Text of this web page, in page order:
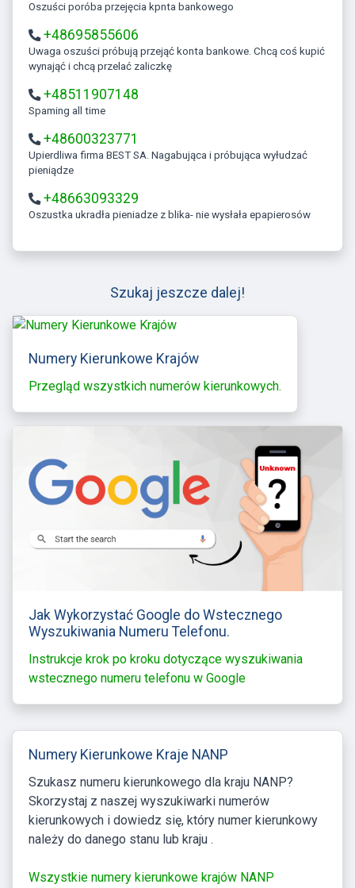
Oszuści poróba przejęcia kpnta bankowego
+48695855606
Uwaga oszuści próbują przejąć konta bankowe. Chcą coś kupić
wynająć i chcą przelać zaliczkę
+48511907148
Spaming all time
+48600323771
Upierdliwa firma BEST SA. Nagabująca i próbująca wyłudzać
pieniądze
+48663093329
Oszustka ukradła pieniadze z blika- nie wysłała epapierosów
Szukaj jeszcze dalej!
Numery Kierunkowe Krajów
Przegląd wszystkich numerów kierunkowych.
Jak Wykorzystać Google do Wstecznego
Wyszukiwania Numeru Telefonu.
Instrukcje krok po kroku dotyczące wyszukiwania
wstecznego numeru telefonu w Google
Numery Kierunkowe Kraje NANP
Szukasz numeru kierunkowego dla kraju NANP?
Skorzystaj z naszej wyszukiwarki numerów
kierunkowych i dowiedz się, który numer kierunkowy
należy do danego stanu lub kraju .
Wszystkie numery kierunkowe krajów NANP